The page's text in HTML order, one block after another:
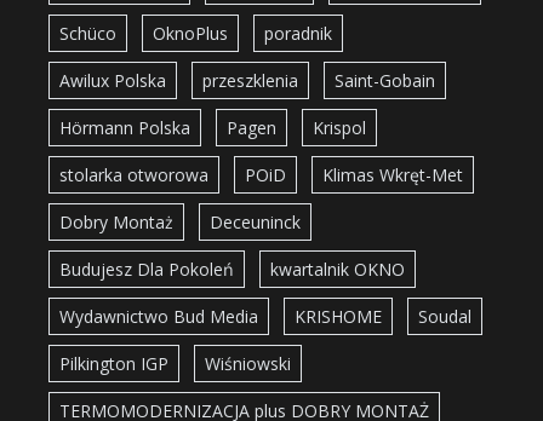
Schüco OknoPlus poradnik
Awilux Polska przeszklenia Saint-Gobain
Hörmann Polska Pagen Krispol
stolarka otworowa POiD Klimas Wkręt-Met
Dobry Montaż Deceuninck
Budujesz Dla Pokoleń kwartalnik OKNO
Wydawnictwo Bud Media KRISHOME Soudal
Pilkington IGP Wiśniowski
TERMOMODERNIZACJA plus DOBRY MONTAŻ